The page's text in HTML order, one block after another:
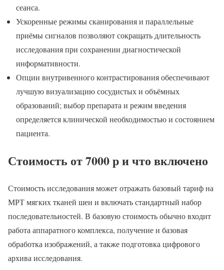
сеанса.
Ускоренные режимы сканирования и параллельные
приёмы сигналов позволяют сокращать длительность
исследования при сохранении диагностической
информативности.
Опции внутривенного контрастирования обеспечивают
лучшую визуализацию сосудистых и объёмных
образований; выбор препарата и режим введения
определяется клинической необходимостью и состоянием
пациента.
Стоимость от 7000 р и что включено
Стоимость исследования может отражать базовый тариф на
МРТ мягких тканей шеи и включать стандартный набор
последовательностей. В базовую стоимость обычно входит
работа аппаратного комплекса, получение и базовая
обработка изображений, а также подготовка цифрового
архива исследования.